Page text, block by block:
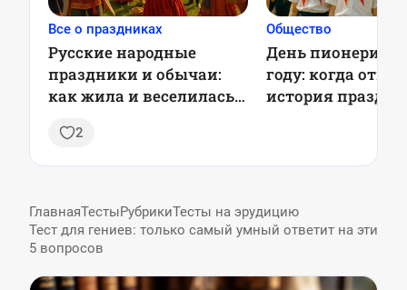
Все о праздниках
Русские народные
праздники и обычаи:
как жила и веселилась
поколение
2
Общество
День пионерии в
году: когда
история
ГлавнаяТестыРубрикиТесты на эрудицию
Тест для гениев: только самый умный ответит на эти
5 вопросов